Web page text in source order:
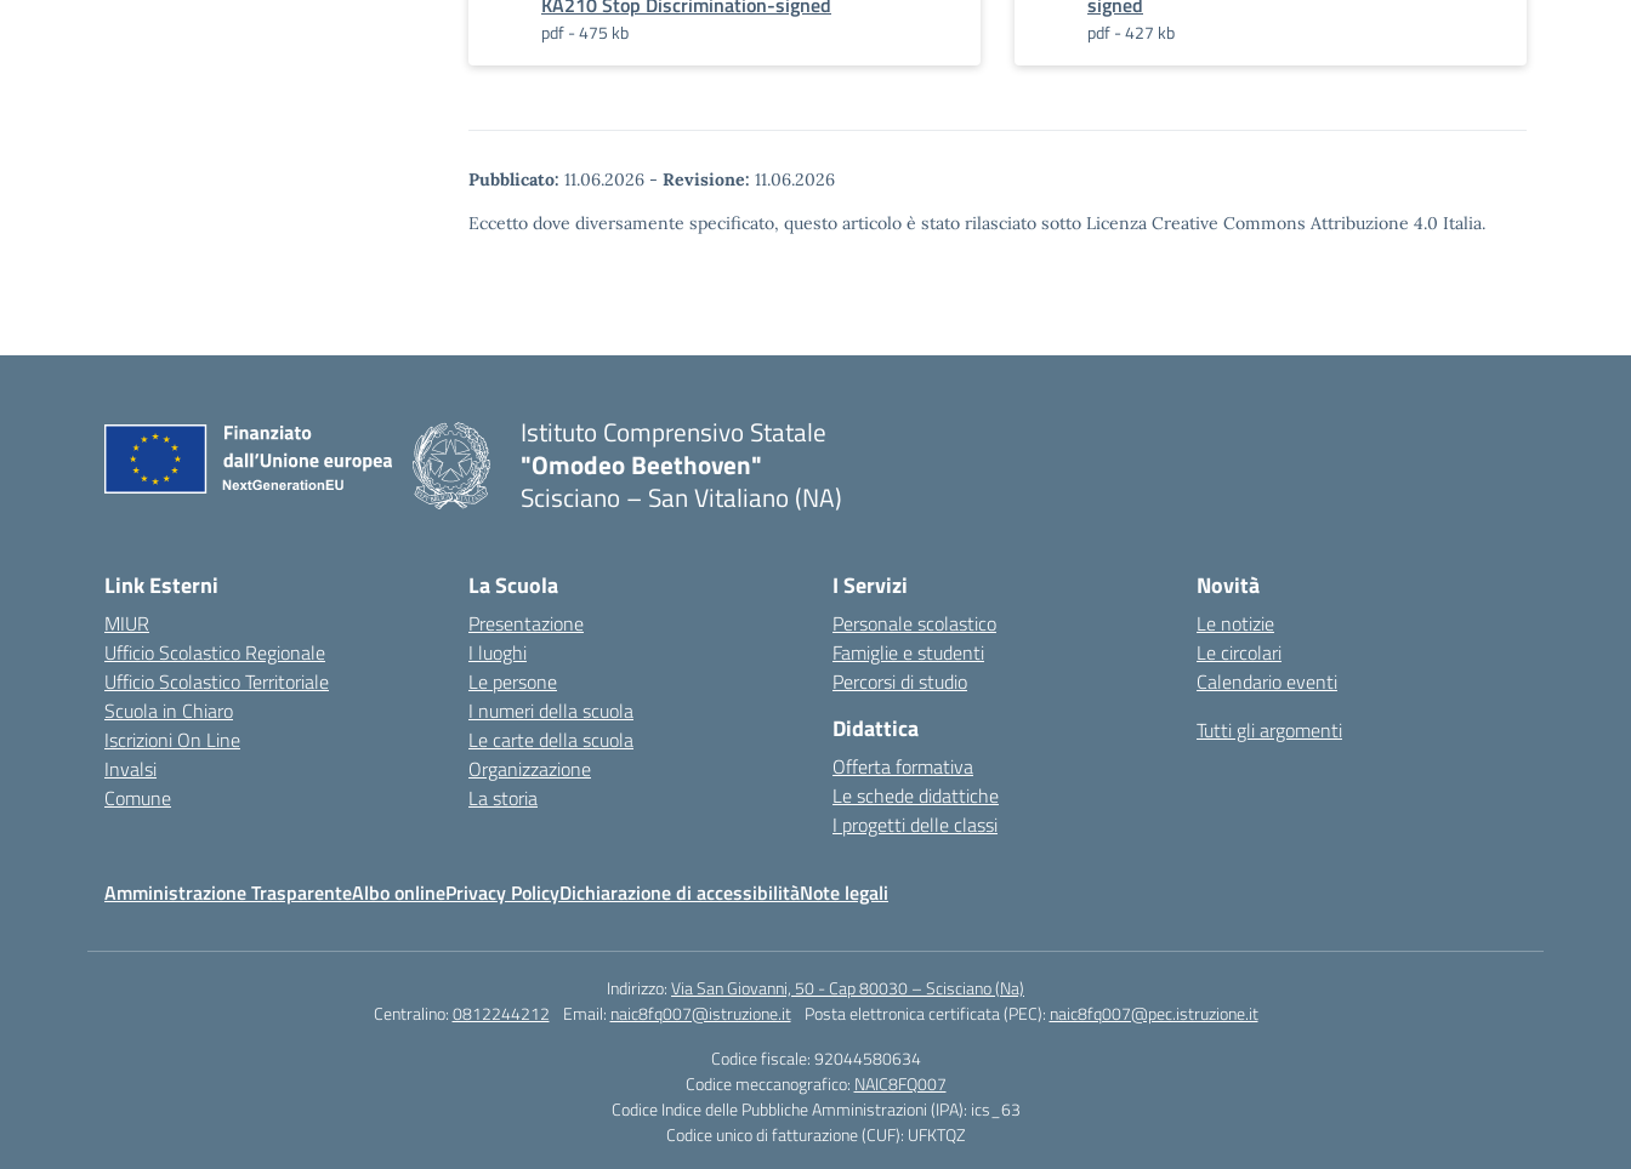
pdf - 475 kb pdf - 427 kb
Pubblicato: 11.06.2026 - Revisione: 11.06.2026
Eccetto dove diversamente specificato, questo articolo è stato rilasciato sotto Licenza Creative Commons Attribuzione 4.0 Italia.
Istituto Comprensivo Statale
"Omodeo Beethoven"
Scisciano – San Vitaliano (NA)
Link Esterni
MIUR
Ufficio Scolastico Regionale
Ufficio Scolastico Territoriale
Scuola in Chiaro
Iscrizioni On Line
Invalsi
Comune
La Scuola
Presentazione
I luoghi
Le persone
I numeri della scuola
Le carte della scuola
Organizzazione
La storia
I Servizi
Personale scolastico
Famiglie e studenti
Percorsi di studio
Didattica
Offerta formativa
Le schede didattiche
I progetti delle classi
Novità
Le notizie
Le circolari
Calendario eventi
Tutti gli argomenti
Amministrazione TrasparenteAlbo onlinePrivacy PolicyDichiarazione di accessibilitàNote legali
Indirizzo:Via San Giovanni, 50 - Cap 80030 – Scisciano (Na)
Centralino:0812244212 Email: naic8fq007@istruzione.it Posta elettronica certificata (PEC): naic8fq007@pec.istruzione.it
Codice fiscale: 92044580634
Codice meccanografico: NAIC8FQ007
Codice Indice delle Pubbliche Amministrazioni (IPA): ics_63
Codice unico di fatturazione (CUF): UFKTQZ